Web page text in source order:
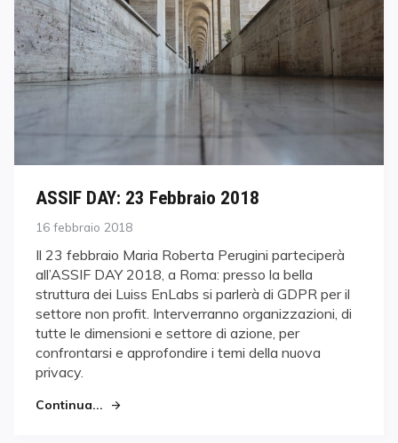
ASSIF DAY: 23 Febbraio 2018
Posted
16 febbraio 2018
Il 23 febbraio Maria Roberta Perugini parteciperà
all’ASSIF DAY 2018, a Roma: presso la bella
struttura dei Luiss EnLabs si parlerà di GDPR per il
settore non profit. Interverranno organizzazioni, di
tutte le dimensioni e settore di azione, per
confrontarsi e approfondire i temi della nuova
privacy.
Continua...